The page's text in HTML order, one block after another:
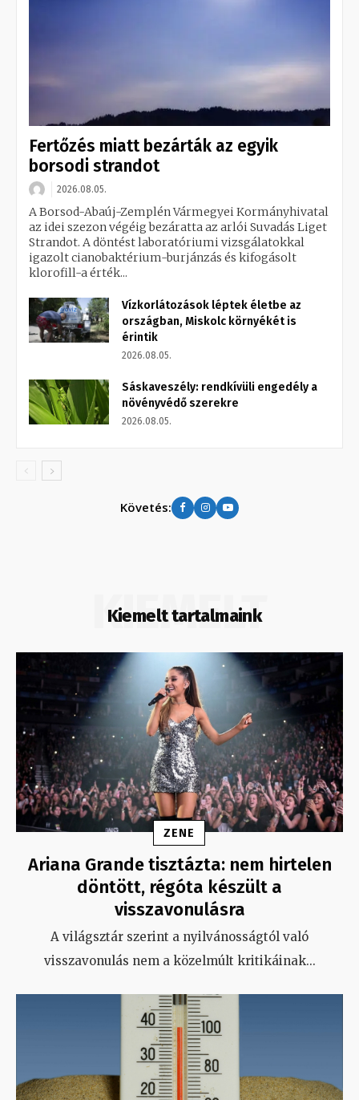
Fertőzés miatt bezárták az egyik
borsodi strandot
2026.08.05.
A Borsod-Abaúj-Zemplén Vármegyei Kormányhivatal
az idei szezon végéig bezáratta az arlói Suvadás Liget
Strandot. A döntést laboratóriumi vizsgálatokkal
igazolt cianobaktérium-burjánzás és kifogásolt
klorofill-a érték...
Vízkorlátozások léptek életbe az
országban, Miskolc környékét is
érintik
2026.08.05.
Sáskaveszély: rendkívüli engedély a
növényvédő szerekre
2026.08.05.
Követés:
Kiemelt tartalmaink
KIEMELT
ZENE
Ariana Grande tisztázta: nem hirtelen
döntött, régóta készült a
visszavonulásra
A világsztár szerint a nyilvánosságtól való
visszavonulás nem a közelmúlt kritikáinak...